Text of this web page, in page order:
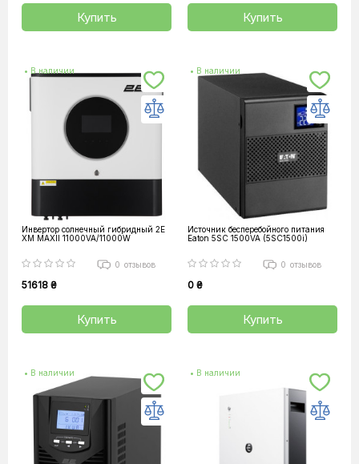
Купить Купить
• В наличии
Инвертор солнечный гибридный 2E
XM MAXII 11000VA/11000W
0 отзывов
51618 ₴
Купить
• В наличии
Источник бесперебойного питания
Eaton 5SC 1500VA (5SC1500i)
0 отзывов
0 ₴
Купить
• В наличии • В наличии